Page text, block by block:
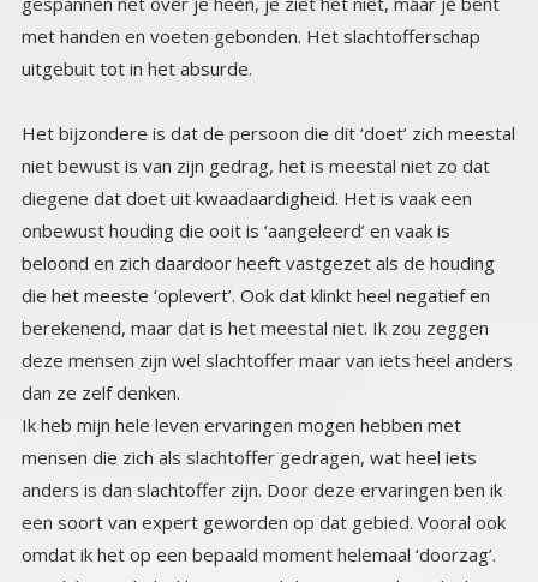
uitgebuit tot in het absurde.
Het bijzondere is dat de persoon die dit ‘doet’ zich meestal
niet bewust is van zijn gedrag, het is meestal niet zo dat
diegene dat doet uit kwaadaardigheid. Het is vaak een
onbewust houding die ooit is ‘aangeleerd’ en vaak is
beloond en zich daardoor heeft vastgezet als de houding
die het meeste ‘oplevert’. Ook dat klinkt heel negatief en
berekenend, maar dat is het meestal niet. Ik zou zeggen
deze mensen zijn wel slachtoffer maar van iets heel anders
dan ze zelf denken.
Ik heb mijn hele leven ervaringen mogen hebben met
mensen die zich als slachtoffer gedragen, wat heel iets
anders is dan slachtoffer zijn. Door deze ervaringen ben ik
een soort van expert geworden op dat gebied. Vooral ook
omdat ik het op een bepaald moment helemaal ‘doorzag’.
Dus ik ben ook dankbaar voor al die mensen die zich als